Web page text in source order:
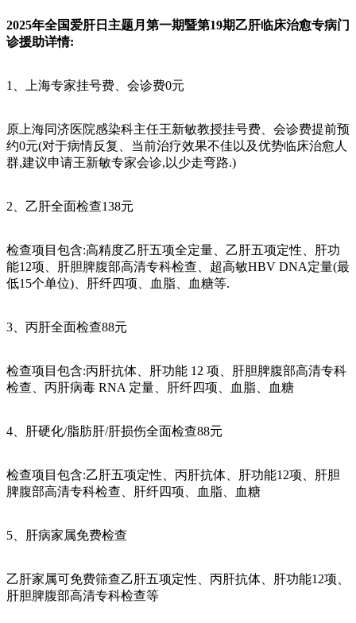
2025年全国爱肝日主题月第一期暨第19期乙肝临床治愈专病门
诊援助详情:
1、上海专家挂号费、会诊费0元
原上海同济医院感染科主任王新敏教授挂号费、会诊费提前预
约0元(对于病情反复、当前治疗效果不佳以及优势临床治愈人
群,建议申请王新敏专家会诊,以少走弯路.)
2、乙肝全面检查138元
检查项目包含:高精度乙肝五项全定量、乙肝五项定性、肝功
能12项、肝胆脾腹部高清专科检查、超高敏HBV DNA定量(最
低15个单位)、肝纤四项、血脂、血糖等.
3、丙肝全面检查88元
检查项目包含:丙肝抗体、肝功能 12 项、肝胆脾腹部高清专科
检查、丙肝病毒 RNA 定量、肝纤四项、血脂、血糖
4、肝硬化/脂肪肝/肝损伤全面检查88元
检查项目包含:乙肝五项定性、丙肝抗体、肝功能12项、肝胆
脾腹部高清专科检查、肝纤四项、血脂、血糖
5、肝病家属免费检查
乙肝家属可免费筛查乙肝五项定性、丙肝抗体、肝功能12项、
肝胆脾腹部高清专科检查等